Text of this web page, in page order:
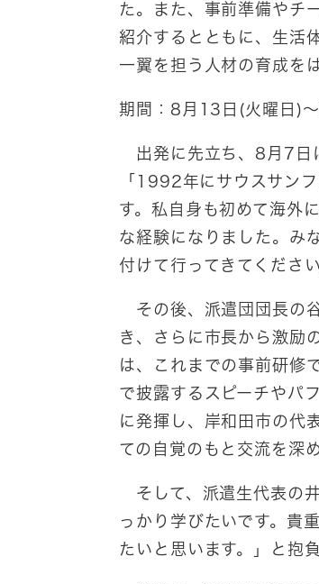
た。また、事前準備やチ
紹介するとともに、生活
一翼を担う人材の育成を
期間：8月13日(火曜日)
出発に先立ち、8月7日
「1992年にサウスサン
す。私自身も初めて海外
な経験になりました。み
付けて行ってきてくださ
その後、派遣団団長の
き、さらに市長から激励
は、これまでの事前研修
で披露するスピーチやパ
に発揮し、岸和田市の代
ての自覚のもと交流を深
そして、派遣生代表の
っかり学びたいです。貴
たいと思います。」と抱